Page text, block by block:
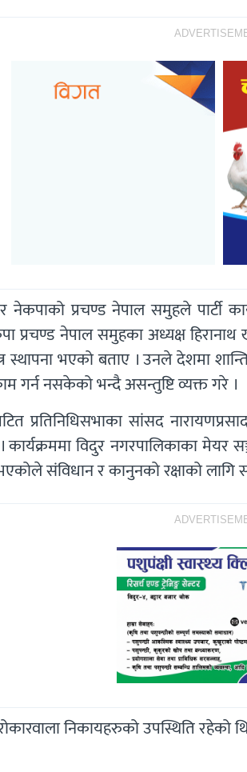
प्रचण्ड नेपाल समुहले पार्टी
प्रचण्ड नेपाल समुहका अध्यक्ष
स्थापना भएको बताए । उनले देशमा
गर्न नसकेको भन्दै असन्तुष्टि व्यक्त गरे ।
प्रतिनिधिसभाका सांसद
कार्यक्रममा विदुर नगरपालिकाका
संविधान र कानुनको रक्षाको
निकायहरुको उपस्थिति रहेको